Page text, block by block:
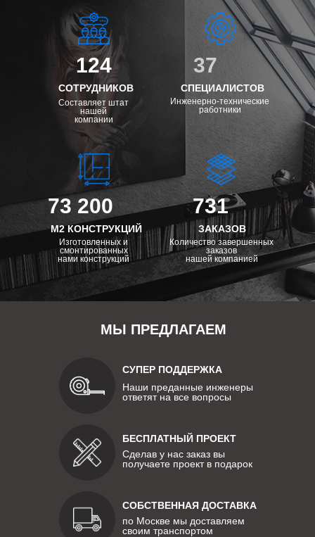
124
СОТРУДНИКОВ
Составляет штат
нашей
компании
73 200
М2 КОНСТРУКЦИЙ
Изготовленных и
смонтированных
нами конструкций
731
ЗАКАЗОВ
Количество завершенных
заказов
нашей компанией
37
СПЕЦИАЛИСТОВ
Инженерно-технические
работники
МЫ ПРЕДЛАГАЕМ
СУПЕР ПОДДЕРЖКА
Наши преданные инженеры
ответят на все вопросы
БЕСПЛАТНЫЙ ПРОЕКТ
Сделав у нас заказ вы
получаете проект в подарок
СОБСТВЕННАЯ ДОСТАВКА
по Москве мы доставляем
своим транспортом